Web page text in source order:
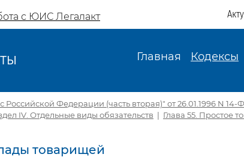
с ЮИС Легалакт
Главная Кодексы
Российской Федерации (часть вторая)" от 26.01.1996 N 14-
IV. Отдельные виды обязательств | Глава 55. Простое
товарищей